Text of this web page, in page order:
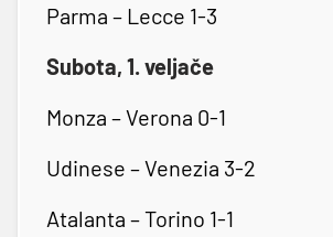
Parma – Lecce 1-3
Subota, 1. veljače
Monza – Verona 0-1
Udinese – Venezia 3-2
Atalanta – Torino 1-1